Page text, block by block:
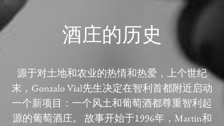
酒庄的历史
源于对土地和农业的热情和热爱，上个世纪
末，Gonzalo Vial先生决定在智利首都附近启动
一个新项目：一个风土和葡萄酒都尊重智利起
源的葡萄酒庄。 故事开始于1996年，Martin和